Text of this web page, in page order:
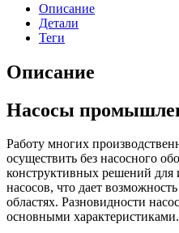
Описание
Детали
Теги
Описание
Насосы
Работу многих
осуществить без насосного
конструктивных решений
насосов, что дает
областях. Разновидности
основными характеристиками.